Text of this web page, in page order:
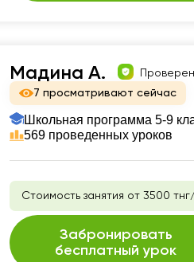
Мадина А.
7 просматривают сейчас
Школьная программа 5-9
569 проведенных уроков
Стоимость занятия от 3500
Забронировать
бесплатный урок